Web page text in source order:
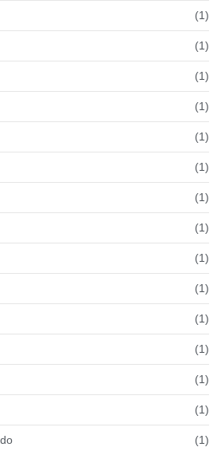
(1)
(1)
(1)
(1)
(1)
(1)
(1)
(1)
(1)
(1)
(1)
(1)
(1)
(1)
(1)